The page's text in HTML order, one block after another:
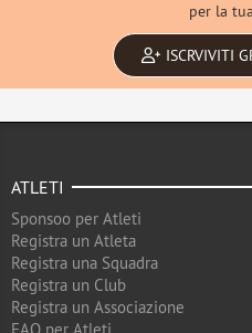
per la
ISCRVIVITI
ATLETI
Sponsoo per Atleti
Registra un Atleta
Registra una Squadra
Registra un Club
Registra un Associazione